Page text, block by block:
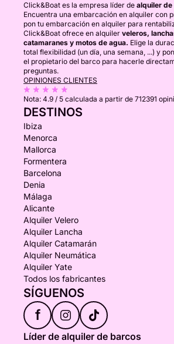
Click&Boat es la empresa líder de alquiler
Encuentra una embarcación en alquiler con
pon tu embarcación en alquiler para
Click&Boat ofrece en alquiler veleros,
catamaranes y motos de agua. Elige la
total flexibilidad (un día, una semana, ...) y
el propietario del barco para hacerle
preguntas.
OPINIONES CLIENTES
Nota: 4.9 / 5 calculada a partir de 712391
DESTINOS
Ibiza
Menorca
Mallorca
Formentera
Barcelona
Denia
Málaga
Alicante
Alquiler Velero
Alquiler Lancha
Alquiler Catamarán
Alquiler Neumática
Alquiler Yate
Todos los fabricantes
SÍGUENOS
f
Líder de alquiler de barcos